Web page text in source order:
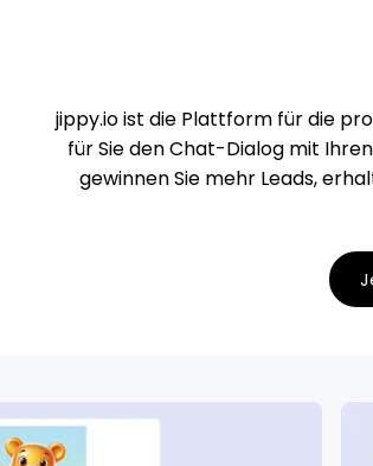
jippy.io ist die Plattform für die
für Sie den Chat-Dialog mit
gewinnen Sie mehr Leads,